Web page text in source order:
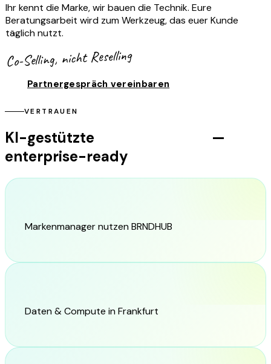
Ihr kennt die Marke, wir bauen die Technik. Eure
Beratungsarbeit wird zum Werkzeug, das euer Kunde
täglich nutzt.
Co-Selling, nicht Reselling
Partnergespräch vereinbaren
VERTRAUEN
KI-gestützte
—
enterprise-ready
Markenmanager nutzen BRNDHUB
Daten & Compute in Frankfurt